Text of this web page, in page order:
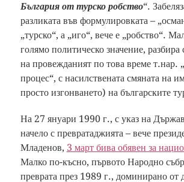
България от турско робство“.
разликата във формулировката –
„турско“, а „иго“, вече е „робство“.
голямо политическо значение, разбира
на провежданият по това време т.нар.
процес“, с насилствената смяната на
просто изгонването) на българските
На 27 януари 1990 г., с указ на
начело с превратаджията – вече
Младенов, 3 март бива обявен за
Малко по-късно, първото Народно
преврата през 1989 г., доминирано от